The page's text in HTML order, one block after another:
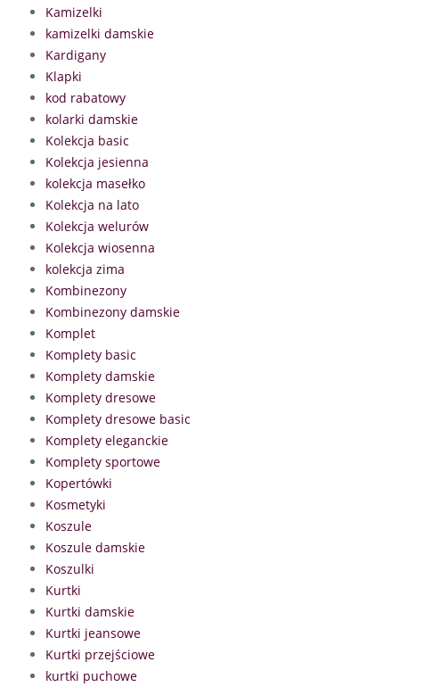
Kamizelki
kamizelki damskie
Kardigany
Klapki
kod rabatowy
kolarki damskie
Kolekcja basic
Kolekcja jesienna
kolekcja masełko
Kolekcja na lato
Kolekcja welurów
Kolekcja wiosenna
kolekcja zima
Kombinezony
Kombinezony damskie
Komplet
Komplety basic
Komplety damskie
Komplety dresowe
Komplety dresowe basic
Komplety eleganckie
Komplety sportowe
Kopertówki
Kosmetyki
Koszule
Koszule damskie
Koszulki
Kurtki
Kurtki damskie
Kurtki jeansowe
Kurtki przejściowe
kurtki puchowe